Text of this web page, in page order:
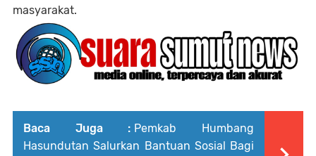
masyarakat.
Baca Juga : Pemkab Humbang
Hasundutan Salurkan Bantuan Sosial Bagi